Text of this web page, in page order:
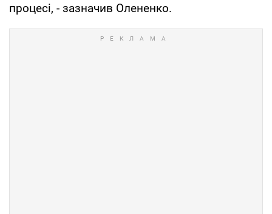
процесі, - зазначив Олененко.